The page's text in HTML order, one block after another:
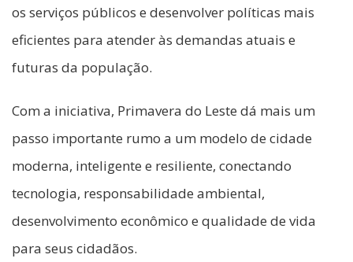
os serviços públicos e desenvolver políticas mais
eficientes para atender às demandas atuais e
futuras da população.
Com a iniciativa, Primavera do Leste dá mais um
passo importante rumo a um modelo de cidade
moderna, inteligente e resiliente, conectando
tecnologia, responsabilidade ambiental,
desenvolvimento econômico e qualidade de vida
para seus cidadãos.